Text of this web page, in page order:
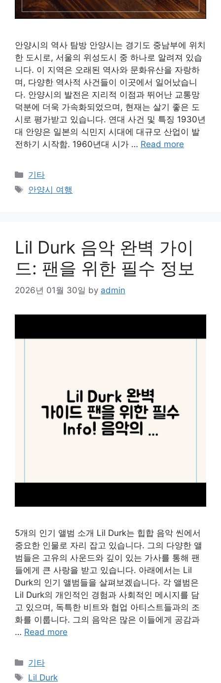
안양시의 역사 탐방 안양시는 경기도 중남부에 위치
한 도시로, 서울의 위성도시 중 하나로 알려져 있습
니다. 이 지역은 오래된 역사와 문화유산을 자랑하
며, 다양한 역사적 사건들이 이곳에서 일어났습니
다. 안양시의 발전은 지리적 이점과 뛰어난 교통망
덕분에 더욱 가속화되었으며, 현재는 살기 좋은 도
시로 평가받고 있습니다. 연대 사건 및 특징 1930년
대 안양은 일본의 식민지 시대에 대규모 산업이 발
전하기 시작함. 1960년대 시가 … Read more
Categories
기타
Tags
안양시 여행
Lil Durk 음악 완벽 가이
드: 팬을 위한 필수 정보
2026년 01월 30일 by admin
5개의 인기 앨범 소개 Lil Durk는 힙합 음악 씬에서
중요한 인물로 자리 잡고 있습니다. 그의 다양한 앨
범들은 고유의 사운드와 깊이 있는 가사를 통해 팬
들에게 큰 사랑을 받고 있습니다. 아래에서는 Lil
Durk의 인기 앨범들을 살펴보겠습니다. 각 앨범은
Lil Durk의 개인적인 경험과 사회적인 메시지를 담
고 있으며, 독특한 비트와 협업 아티스트들과의 조
화를 이룹니다. 그의 음악은 많은 이들에게 공감과
… Read more
Categories
기타
Tags
Lil Durk